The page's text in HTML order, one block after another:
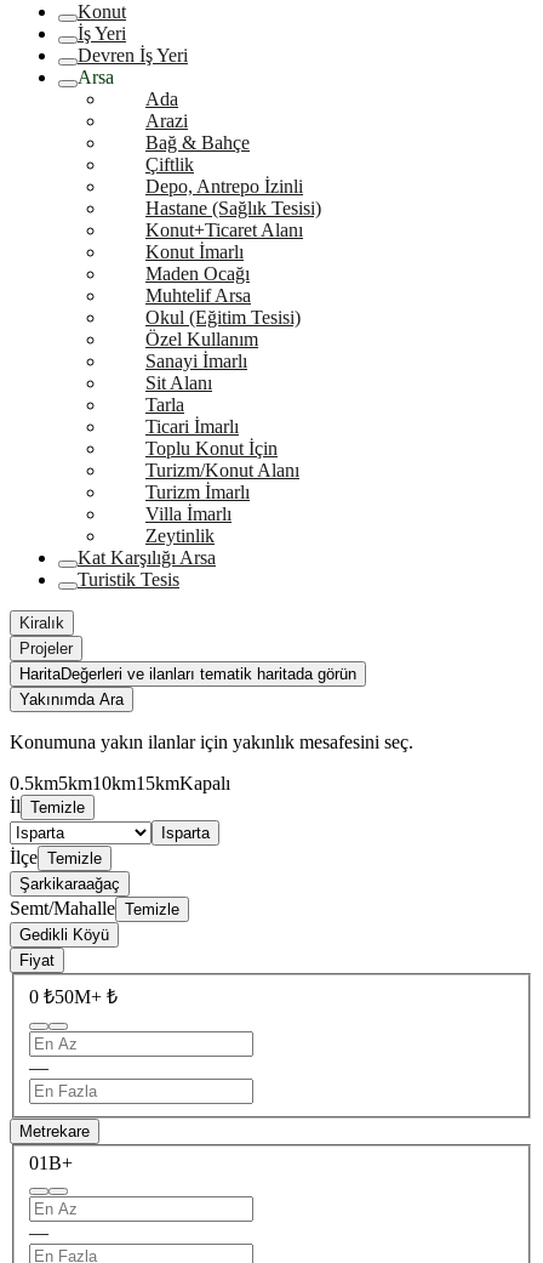
Konut
İş Yeri
Devren İş Yeri
Arsa
Ada
Arazi
Bağ & Bahçe
Çiftlik
Depo, Antrepo İzinli
Hastane (Sağlık Tesisi)
Konut+Ticaret Alanı
Konut İmarlı
Maden Ocağı
Muhtelif Arsa
Okul (Eğitim Tesisi)
Özel Kullanım
Sanayi İmarlı
Sit Alanı
Tarla
Ticari İmarlı
Toplu Konut İçin
Turizm/Konut Alanı
Turizm İmarlı
Villa İmarlı
Zeytinlik
Kat Karşılığı Arsa
Turistik Tesis
Kiralık
Projeler
HaritaDeğerleri ve ilanları tematik haritada görün
Yakınımda Ara
Konumuna yakın ilanlar için yakınlık mesafesini seç.
0.5km5km10km15kmKapalı
İl Temizle
Isparta
İlçe Temizle
Şarkikaraağaç
Semt/Mahalle Temizle
Gedikli Köyü
Fiyat
0 ₺50M+ ₺
—
Metrekare
01B+
—